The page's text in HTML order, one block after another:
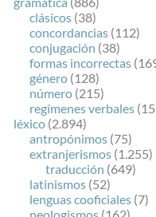
clásicos (38)
concordancias (112)
conjugación (38)
formas incorrectas
género (128)
número (215)
regímenes verbales
léxico (2.894)
antropónimos (75)
extranjerismos (1.255)
traducción (649)
latinismos (52)
lenguas cooficiales (7)